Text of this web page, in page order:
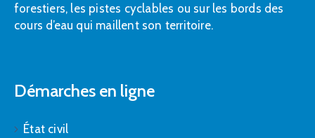
forestiers, les pistes cyclables ou sur les bords des
cours d’eau qui maillent son territoire.
Démarches en ligne
État civil